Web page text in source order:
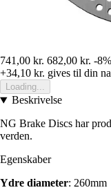
741,00 kr. 682,00 kr. -8%
+34,10 kr. gives til din
Loading...
Beskrivelse
NG Brake Discs har
verden.
Egenskaber
Ydre diameter: 260mm